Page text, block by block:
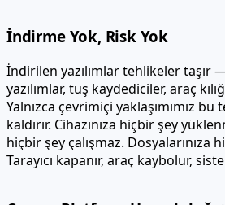
İndirme Yok, Risk Yok
İndirilen yazılımlar tehlikeler taşır
yazılımlar, tuş kaydediciler, araç
Yalnızca çevrimiçi yaklaşımımız
kaldırır. Cihazınıza hiçbir şey
hiçbir şey çalışmaz. Dosyalarınıza
Tarayıcı kapanır, araç kaybolur,